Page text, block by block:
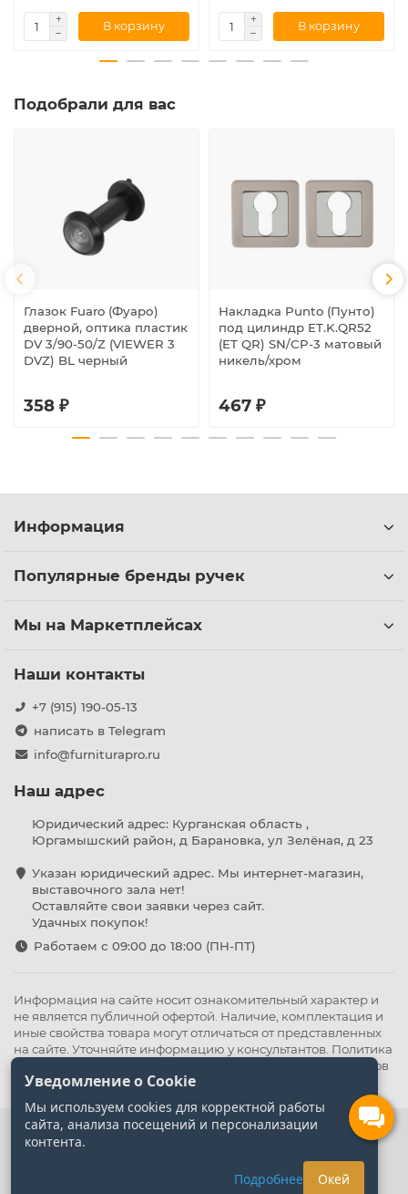
В корзину В корзину
Подобрали для вас
Глазок Fuaro (Фуаро)
дверной, оптика пластик
DV 3/90-50/Z (VIEWER 3
DVZ) BL черный
358 ₽
Накладка Punto (Пунто)
под цилиндр ET.K.QR52
(ET QR) SN/CP-3 матовый
никель/хром
467 ₽
Информация
Популярные бренды ручек
Мы на Маркетплейсах
Наши контакты
+7 (915) 190-05-13
написать в Telegram
info@furniturapro.ru
Наш адрес
Юридический адрес: Курганская область ,
Юргамышский район, д Барановка, ул Зелёная, д 23
Указан юридический адрес. Мы интернет-магазин,
выставочного зала нет!
Оставляйте свои заявки через сайт.
Удачных покупок!
Работаем с 09:00 до 18:00 (ПН-ПТ)
Информация на сайте носит ознакомительный характер и
не является публичной офертой. Наличие, комплектация и
иные свойства товара могут отличаться от представленных
на сайте. Уточняйте информацию у консультантов. Политика
Политика обработки файлов
cookie
Уведомление о Cookie
Мы используем cookies для корректной работы
сайта, анализа посещений и персонализации
контента.
Подробнее Окей